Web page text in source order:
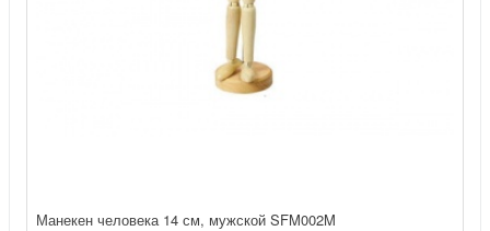
Манекен человека 14 см, мужской SFM002M